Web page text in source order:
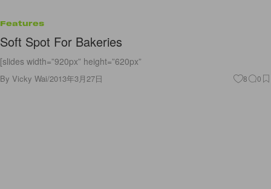
Features
Soft Spot For Bakeries
[slides width=”920px” height=”620px”
By Vicky Wai/2013年3月27日 8 0